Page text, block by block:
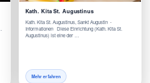
Kath. Kita St. Augustinus
Kath. Kita St. Augustinus, Sankt Augustin -
Informationen Diese Einrichtung (Kath. Kita St.
Augustinus) ist eine der …
Mehr erfahren